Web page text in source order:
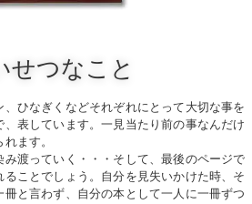
せつなこと
ひなぎくなどそれぞれにとって大切な事を
表しています。一見当たり前の事なんだけ
ます。
渡っていく・・・そして、最後のページで
ことでしょう。自分を見失いかけた時、そ
と言わず、自分の本として一人に一冊ずつ